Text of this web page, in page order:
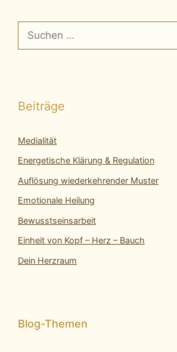
nach:
Beiträge
Medialität
Energetische Klärung & Regulation
Auflösung wiederkehrender Muster
Emotionale Heilung
Bewusstseinsarbeit
Einheit von Kopf – Herz – Bauch
Dein Herzraum